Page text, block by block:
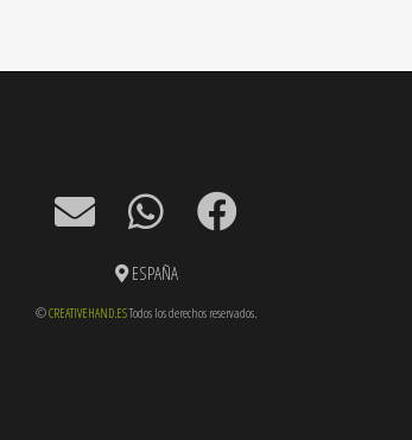
ESPAÑA
©CREATIVEHAND.ESTodos los derechos reservados.